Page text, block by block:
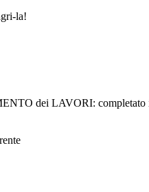
la!
dei LAVORI: completato il